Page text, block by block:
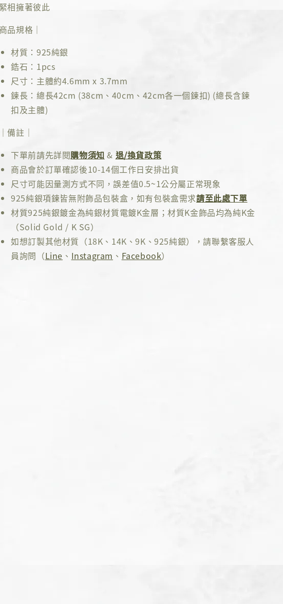
相擁著彼此
品規格｜
材質：925純銀
鋯石：1pcs
尺寸：主體約4.6mm x 3.7mm
鍊長：總長42cm (38cm、40cm、42cm各一個鍊扣) (總長含鍊
扣及主體)
備註｜
下單前請先詳閱購物須知 & 退/換貨政策
商品會於訂單確認後10-14個工作日安排出貨
尺寸可能因量測方式不同，誤差值0.5~1公分屬正常現象
925純銀項鍊皆無附飾品包裝盒，如有包裝盒需求請至此處下單
材質925純銀鍍金為純銀材質電鍍K金層；材質K金飾品均為純K金
（Solid Gold / K SG）
如想訂製其他材質（18K、14K、9K、925純銀），請聯繫客服人
員詢問（Line 、 Instagram 、 Facebook）